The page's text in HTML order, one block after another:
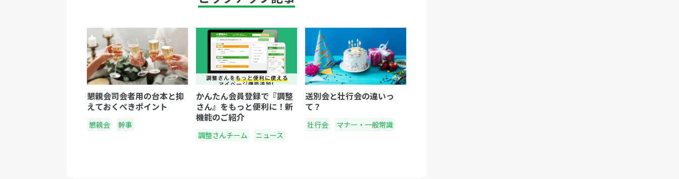
懇親会司会者用の台本と抑
えておくべきポイント
懇親会 幹事
かんたん会員登録で『調整
さん』をもっと便利に！新
機能のご紹介
調整さんチーム ニュース
送別会と壮行会の違いっ
て？
壮行会 マナー・一般常識